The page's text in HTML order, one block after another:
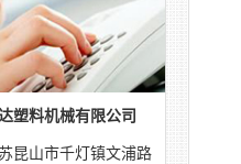
塑料机械有限公司
昆山市千灯镇文浦路